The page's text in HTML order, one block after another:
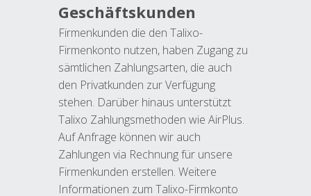
Geschäftskunden
Firmenkunden die den Talixo-
Firmenkonto nutzen, haben Zugang zu
sämtlichen Zahlungsarten, die auch
den Privatkunden zur Verfügung
stehen. Darüber hinaus unterstützt
Talixo Zahlungsmethoden wie AirPlus.
Auf Anfrage können wir auch
Zahlungen via Rechnung für unsere
Firmenkunden erstellen. Weitere
Informationen zum Talixo-Firmkonto